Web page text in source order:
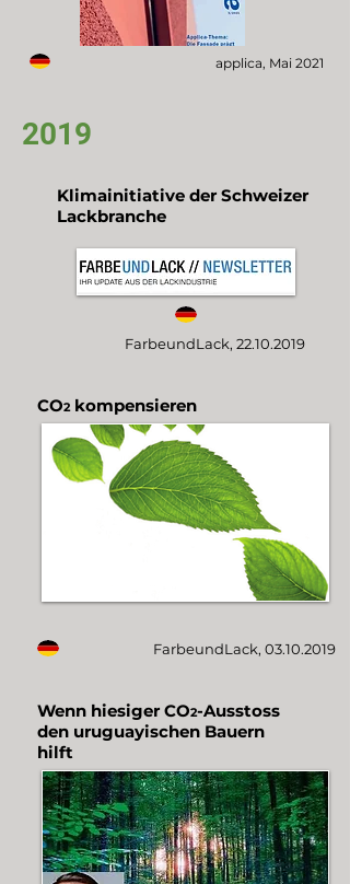
applica, Mai 2021
2019
Klimainitiative der Schweizer
Lackbranche
FarbeundLack, 22.10.2019
CO2kompensieren
FarbeundLack, 03.10.2019
Wenn hiesiger CO2-Ausstoss
den uruguayischen Bauern
hilft